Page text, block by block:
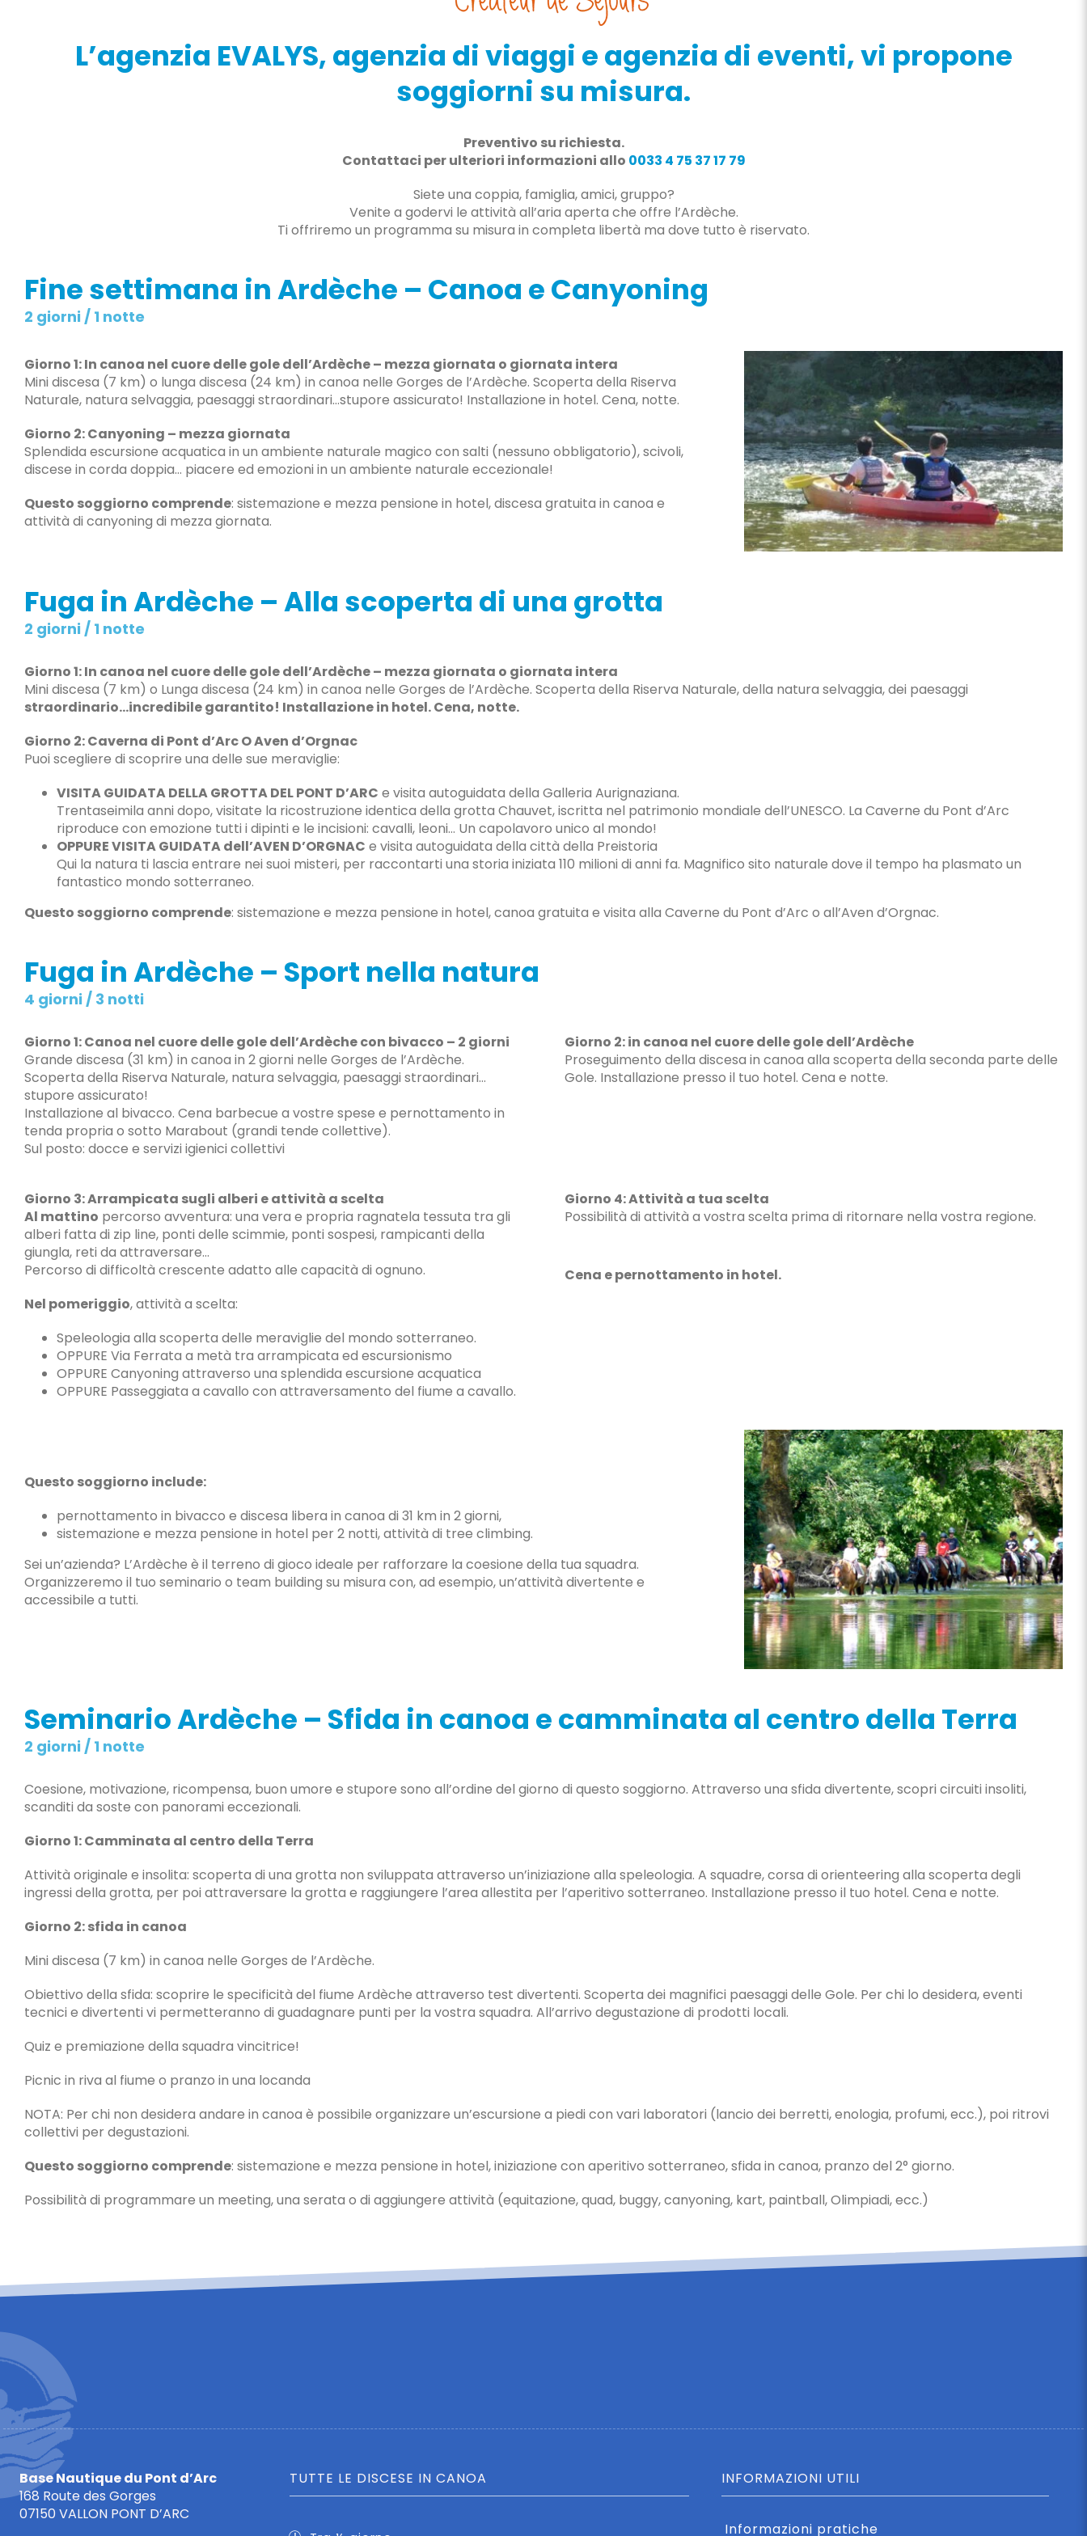
L’agenzia EVALYS, agenzia di viaggi e agenzia di eventi, vi propone
soggiorni su misura.
Preventivo su richiesta.
Contattaci per ulteriori informazioni allo 0033 4 75 37 17 79
Siete una coppia, famiglia, amici, gruppo?
Venite a godervi le attività all’aria aperta che offre l’Ardèche.
Ti offriremo un programma su misura in completa libertà ma dove tutto è riservato.
Fine settimana in Ardèche – Canoa e Canyoning
2 giorni / 1 notte
Giorno 1: In canoa nel cuore delle gole dell’Ardèche – mezza giornata o giornata intera
Mini discesa (7 km) o lunga discesa (24 km) in canoa nelle Gorges de l’Ardèche. Scoperta della Riserva
Naturale, natura selvaggia, paesaggi straordinari…stupore assicurato! Installazione in hotel. Cena, notte.
Giorno 2: Canyoning – mezza giornata
Splendida escursione acquatica in un ambiente naturale magico con salti (nessuno obbligatorio), scivoli,
discese in corda doppia… piacere ed emozioni in un ambiente naturale eccezionale!
Questo soggiorno comprende: sistemazione e mezza pensione in hotel, discesa gratuita in canoa e
attività di canyoning di mezza giornata.
Fuga in Ardèche – Alla scoperta di una grotta
2 giorni / 1 notte
Giorno 1: In canoa nel cuore delle gole dell’Ardèche – mezza giornata o giornata intera
Mini discesa (7 km) o Lunga discesa (24 km) in canoa nelle Gorges de l’Ardèche. Scoperta della Riserva Naturale, della natura selvaggia, dei paesaggi
straordinario…incredibile garantito! Installazione in hotel. Cena, notte.
Giorno 2: Caverna di Pont d’Arc O Aven d’Orgnac
Puoi scegliere di scoprire una delle sue meraviglie:
VISITA GUIDATA DELLA GROTTA DEL PONT D’ARC e visita autoguidata della Galleria Aurignaziana.
Trentaseimila anni dopo, visitate la ricostruzione identica della grotta Chauvet, iscritta nel patrimonio mondiale dell’UNESCO. La Caverne du Pont d’Arc
riproduce con emozione tutti i dipinti e le incisioni: cavalli, leoni… Un capolavoro unico al mondo!
OPPURE VISITA GUIDATA dell’AVEN D’ORGNAC e visita autoguidata della città della Preistoria
Qui la natura ti lascia entrare nei suoi misteri, per raccontarti una storia iniziata 110 milioni di anni fa. Magnifico sito naturale dove il tempo ha plasmato un
fantastico mondo sotterraneo.
Questo soggiorno comprende: sistemazione e mezza pensione in hotel, canoa gratuita e visita alla Caverne du Pont d’Arc o all’Aven d’Orgnac.
Fuga in Ardèche – Sport nella natura
4 giorni / 3 notti
Giorno 1: Canoa nel cuore delle gole dell’Ardèche con bivacco – 2 giorni
Grande discesa (31 km) in canoa in 2 giorni nelle Gorges de l’Ardèche.
Scoperta della Riserva Naturale, natura selvaggia, paesaggi straordinari…
stupore assicurato!
Installazione al bivacco. Cena barbecue a vostre spese e pernottamento in
tenda propria o sotto Marabout (grandi tende collettive).
Sul posto: docce e servizi igienici collettivi
Giorno 2: in canoa nel cuore delle gole dell’Ardèche
Proseguimento della discesa in canoa alla scoperta della seconda parte delle
Gole. Installazione presso il tuo hotel. Cena e notte.
Giorno 3: Arrampicata sugli alberi e attività a scelta
Al mattino percorso avventura: una vera e propria ragnatela tessuta tra gli
alberi fatta di zip line, ponti delle scimmie, ponti sospesi, rampicanti della
giungla, reti da attraversare…
Percorso di difficoltà crescente adatto alle capacità di ognuno.
Nel pomeriggio, attività a scelta:
Speleologia alla scoperta delle meraviglie del mondo sotterraneo.
OPPURE Via Ferrata a metà tra arrampicata ed escursionismo
OPPURE Canyoning attraverso una splendida escursione acquatica
OPPURE Passeggiata a cavallo con attraversamento del fiume a cavallo.
Giorno 4: Attività a tua scelta
Possibilità di attività a vostra scelta prima di ritornare nella vostra regione.
Cena e pernottamento in hotel.
Questo soggiorno include:
pernottamento in bivacco e discesa libera in canoa di 31 km in 2 giorni,
sistemazione e mezza pensione in hotel per 2 notti, attività di tree climbing.
Sei un’azienda? L’Ardèche è il terreno di gioco ideale per rafforzare la coesione della tua squadra.
Organizzeremo il tuo seminario o team building su misura con, ad esempio, un’attività divertente e
accessibile a tutti.
Seminario Ardèche – Sfida in canoa e camminata al centro della Terra
2 giorni / 1 notte
Coesione, motivazione, ricompensa, buon umore e stupore sono all’ordine del giorno di questo soggiorno. Attraverso una sfida divertente, scopri circuiti insoliti,
scanditi da soste con panorami eccezionali.
Giorno 1: Camminata al centro della Terra
Attività originale e insolita: scoperta di una grotta non sviluppata attraverso un’iniziazione alla speleologia. A squadre, corsa di orienteering alla scoperta degli
ingressi della grotta, per poi attraversare la grotta e raggiungere l’area allestita per l’aperitivo sotterraneo. Installazione presso il tuo hotel. Cena e notte.
Giorno 2: sfida in canoa
Mini discesa (7 km) in canoa nelle Gorges de l’Ardèche.
Obiettivo della sfida: scoprire le specificità del fiume Ardèche attraverso test divertenti. Scoperta dei magnifici paesaggi delle Gole. Per chi lo desidera, eventi
tecnici e divertenti vi permetteranno di guadagnare punti per la vostra squadra. All’arrivo degustazione di prodotti locali.
Quiz e premiazione della squadra vincitrice!
Picnic in riva al fiume o pranzo in una locanda
NOTA: Per chi non desidera andare in canoa è possibile organizzare un’escursione a piedi con vari laboratori (lancio dei berretti, enologia, profumi, ecc.), poi ritrovi
collettivi per degustazioni.
Questo soggiorno comprende: sistemazione e mezza pensione in hotel, iniziazione con aperitivo sotterraneo, sfida in canoa, pranzo del 2° giorno.
Possibilità di programmare un meeting, una serata o di aggiungere attività (equitazione, quad, buggy, canyoning, kart, paintball, Olimpiadi, ecc.)
Base Nautique du Pont d’Arc
168 Route des Gorges
07150 VALLON PONT D’ARC
TUTTE LE DISCESE IN CANOA INFORMAZIONI UTILI
Informazioni pratiche